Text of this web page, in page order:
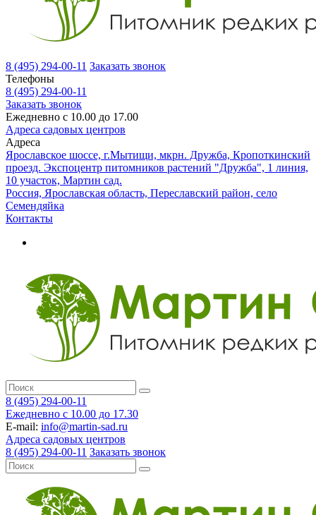
8 (495) 294-00-11 Заказать звонок
Телефоны
8 (495) 294-00-11
Заказать звонок
Ежедневно с 10.00 до 17.00
Адреса садовых центров
Адреса
Ярославское шоссе, г.Мытищи, мкрн. Дружба, Кропоткинский
проезд. Экспоцентр питомников растений "Дружба", 1 линия,
10 участок, Мартин сад.
Россия, Ярославская область, Переславский район, село
Семендяйка
Контакты
8 (495) 294-00-11
Ежедневно с 10.00 до 17.30
E-mail: info@martin-sad.ru
Адреса садовых центров
8 (495) 294-00-11 Заказать звонок